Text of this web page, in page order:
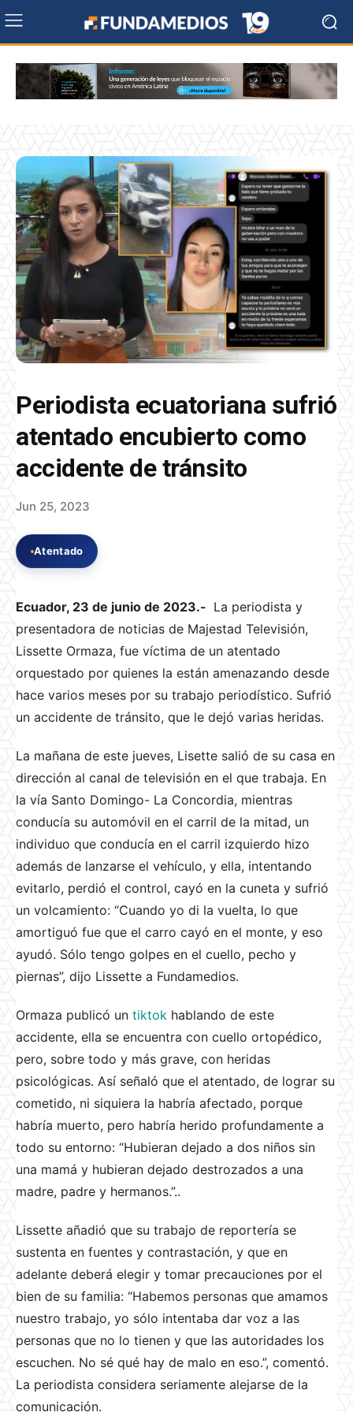
Periodista ecuatoriana sufrió
atentado encubierto como
accidente de tránsito
Jun 25, 2023
Atentado
Ecuador, 23 de junio de 2023.- La periodista y
presentadora de noticias de Majestad Televisión,
Lissette Ormaza, fue víctima de un atentado
orquestado por quienes la están amenazando desde
hace varios meses por su trabajo periodístico. Sufrió
un accidente de tránsito, que le dejó varias heridas.
La mañana de este jueves, Lisette salió de su casa en
dirección al canal de televisión en el que trabaja. En
la vía Santo Domingo- La Concordia, mientras
conducía su automóvil en el carril de la mitad, un
individuo que conducía en el carril izquierdo hizo
además de lanzarse el vehículo, y ella, intentando
evitarlo, perdió el control, cayó en la cuneta y sufrió
un volcamiento: “Cuando yo di la vuelta, lo que
amortiguó fue que el carro cayó en el monte, y eso
ayudó. Sólo tengo golpes en el cuello, pecho y
piernas”, dijo Lissette a Fundamedios.
Ormaza publicó un tiktok hablando de este
accidente, ella se encuentra con cuello ortopédico,
pero, sobre todo y más grave, con heridas
psicológicas. Así señaló que el atentado, de lograr su
cometido, ni siquiera la habría afectado, porque
habría muerto, pero habría herido profundamente a
todo su entorno: “Hubieran dejado a dos niños sin
una mamá y hubieran dejado destrozados a una
madre, padre y hermanos.”..
Lissette añadió que su trabajo de reportería se
sustenta en fuentes y contrastación, y que en
adelante deberá elegir y tomar precauciones por el
bien de su familia: “Habemos personas que amamos
nuestro trabajo, yo sólo intentaba dar voz a las
personas que no lo tienen y que las autoridades los
escuchen. No sé qué hay de malo en eso.”, comentó.
La periodista considera seriamente alejarse de la
comunicación.